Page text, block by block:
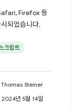
Firefox 등
되었습니다.
크립트
Thomas Steiner
2024년 5월 14일